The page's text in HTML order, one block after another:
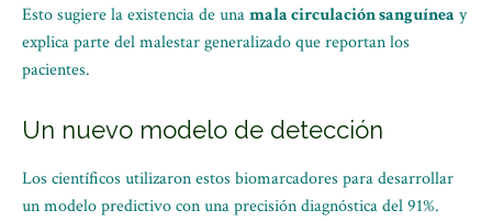
Esto sugiere la existencia de unamala circulación sanguínea y
explica parte del malestar generalizado que reportan los
pacientes.
Un nuevo modelo de detección
Los científicos utilizaron estos biomarcadores para desarrollar
un modelo predictivo con una precisión diagnóstica del 91%.